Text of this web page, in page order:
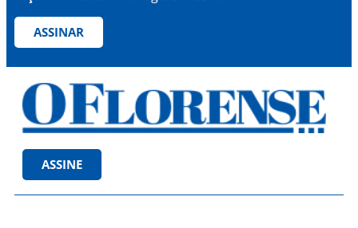
ASSINAR
ASSINE